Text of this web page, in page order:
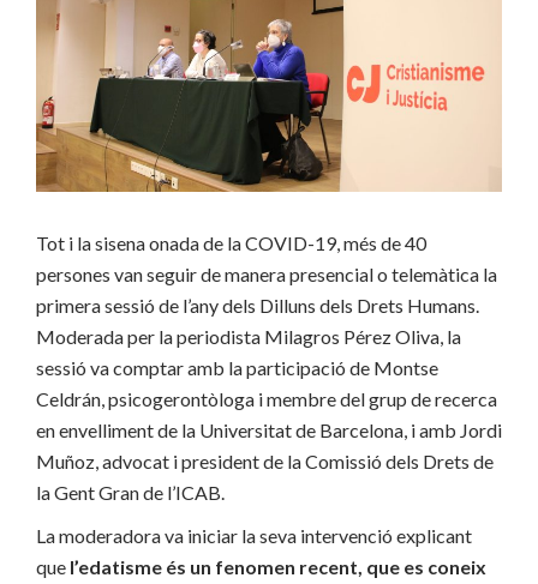
Tot i la sisena onada de la COVID-19, més de 40
persones van seguir de manera presencial o telemàtica la
primera sessió de l’any dels Dilluns dels Drets Humans.
Moderada per la periodista Milagros Pérez Oliva, la
sessió va comptar amb la participació de Montse
Celdrán, psicogerontòloga i membre del grup de recerca
en envelliment de la Universitat de Barcelona, i amb Jordi
Muñoz, advocat i president de la Comissió dels Drets de
la Gent Gran de l’ICAB.
La moderadora va iniciar la seva intervenció explicant
que l’edatisme és un fenomen recent, que es coneix